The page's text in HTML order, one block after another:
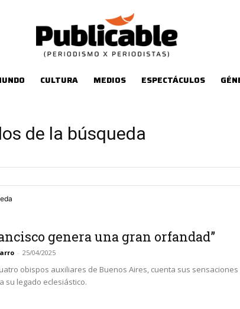
CULTURA MEDIOS ESPECTÁCULOS
de la búsqueda
genera una gran orfandad”
- 25/04/2025
obispos auxiliares de Buenos Aires, cuenta sus
su legado eclesiástico.